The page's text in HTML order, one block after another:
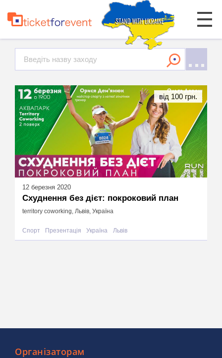
12 березня 2020
Схуднення без дієт: покроковий план
territory coworking, Львів, Україна
Спорт Презентація Україна Львів
від 100 грн.
Організаторам